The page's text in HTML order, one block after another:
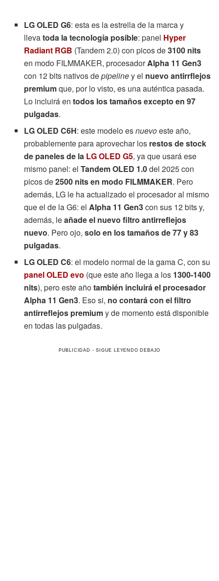
LG OLED G6: esta es la estrella de la marca y
llevatoda la tecnología posible: panel Hyper
Radiant RGB (Tandem 2.0) con picos de3100 nits
en modo FILMMAKER, procesadorAlpha 11 Gen3
con 12 bits nativos depipeliney el nuevo antirrflejos
premiumque, por lo visto, es una auténtica pasada.
Lo incluirá entodos los tamaños excepto en 97
pulgadas.
LG OLED C6H: este modelo esnuevoeste año,
probablemente para aprovechar los restos de stock
de paneles de la LG OLED G5, ya que usará ese
mismo panel: elTandem OLED 1.0del 2025 con
picos de2500 nits en modo FILMMAKER. Pero
además, LG le ha actualizado el procesador al mismo
que el de la G6: elAlpha 11 Gen3con sus 12 bits y,
además, leañade el nuevo filtro antirreflejos
nuevo. Pero ojo,solo en los tamaños de 77 y 83
pulgadas.
LG OLED C6: el modelo normal de la gama C, con su
panel OLED evo (que este año llega a los 1300-1400
nits), pero este añotambién incluirá el procesador
Alpha 11 Gen3. Eso si, no contará con el filtro
antirreflejos premiumy de momento está disponible
en todas las pulgadas.